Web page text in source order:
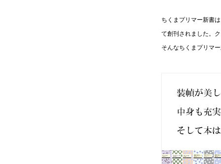
ちくまプリマー新書
て創刊されました。
そんなちくまプリマ